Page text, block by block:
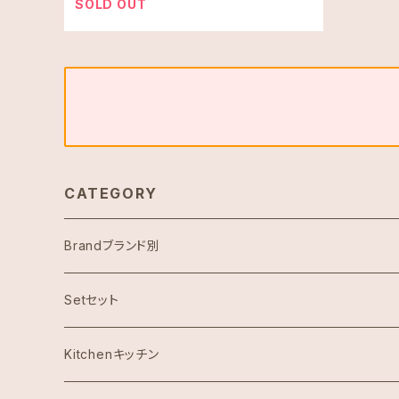
SOLD OUT
CATEGORY
Brandブランド別
ハワイ限定スヌーピー
Abercrombie & Fitch アバクロンビー
Setセット
Kitchenキッチン